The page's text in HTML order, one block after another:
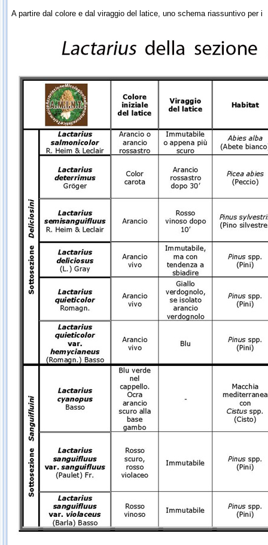
A partire dal colore e dal viraggio del latice, uno schema riassuntivo per i